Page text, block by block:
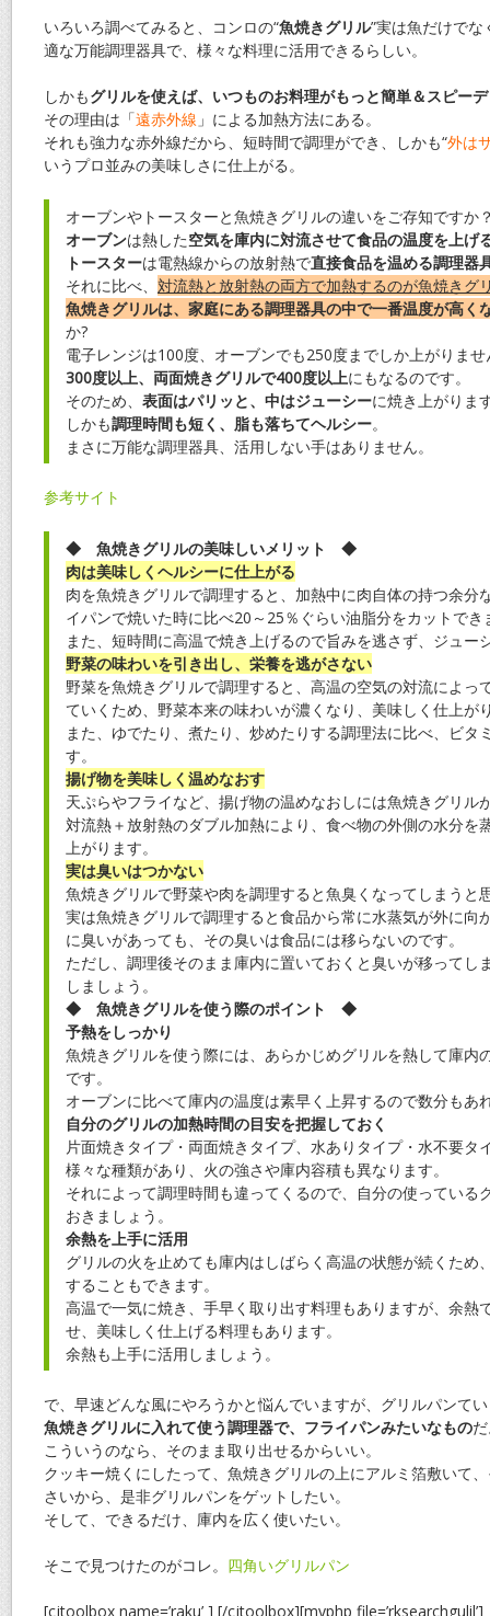
いろいろ調べてみると、コンロの“魚焼きグリル”実は魚だけで
適な万能調理器具で、様々な料理に活用できるらしい。
しかもグリルを使えば、いつものお料理がもっと簡単＆スピー
その理由は「遠赤外線 」による加熱方法にある。
それも強力な赤外線だから、短時間で調理ができ、しかも“外は
いうプロ並みの美味しさに仕上がる。
オーブンやトースターと魚焼きグリルの違いをご存知ですか
オーブンは熱した空気を庫内に対流させて食品の温度を上げ
トースターは電熱線からの放射熱で直接食品を温める調理器
それに比べ、 対流熱と放射熱の両方で加熱するのが魚焼きグ
魚焼きグリルは、家庭にある調理器具の中で一番温度が高く
か?
電子レンジは100度、オーブンでも250度までしか上がりませ
300度以上、両面焼きグリルで400度以上にもなるのです。
そのため、 表面はパリッと、中はジューシーに焼き上がりま
しかも調理時間も短く、脂も落ちてヘルシー。
まさに万能な調理器具、活用しない手はありません。
参考サイト
◆ 魚焼きグリルの美味しいメリット ◆
肉は美味しくヘルシーに仕上がる
肉を魚焼きグリルで調理すると、加熱中に肉自体の持つ余分
イパンで焼いた時に比べ20～25％ぐらい油脂分をカットでき
また、短時間に高温で焼き上げるので旨みを逃さず、ジュー
野菜の味わいを引き出し、栄養を逃がさない
野菜を魚焼きグリルで調理すると、高温の空気の対流によっ
ていくため、野菜本来の味わいが濃くなり、美味しく仕上が
また、ゆでたり、煮たり、炒めたりする調理法に比べ、ビタ
す。
揚げ物を美味しく温めなおす
天ぷらやフライなど、揚げ物の温めなおしには魚焼きグリル
対流熱＋放射熱のダブル加熱により、食べ物の外側の水分を
上がります。
実は臭いはつかない
魚焼きグリルで野菜や肉を調理すると魚臭くなってしまうと
実は魚焼きグリルで調理すると食品から常に水蒸気が外に向
に臭いがあっても、その臭いは食品には移らないのです。
ただし、調理後そのまま庫内に置いておくと臭いが移ってし
しましょう。
◆ 魚焼きグリルを使う際のポイント ◆
予熱をしっかり
魚焼きグリルを使う際には、あらかじめグリルを熱して庫内
です。
オーブンに比べて庫内の温度は素早く上昇するので数分もあ
自分のグリルの加熱時間の目安を把握しておく
片面焼きタイプ・両面焼きタイプ、水ありタイプ・水不要タ
様々な種類があり、火の強さや庫内容積も異なります。
それによって調理時間も違ってくるので、自分の使っている
おきましょう。
余熱を上手に活用
グリルの火を止めても庫内はしばらく高温の状態が続くため
することもできます。
高温で一気に焼き、手早く取り出す料理もありますが、余熱
せ、美味しく仕上げる料理もあります。
余熱も上手に活用しましょう。
で、早速どんな風にやろうかと悩んでいますが、グリルパンて
魚焼きグリルに入れて使う調理器で、フライパンみたいなもの
こういうのなら、そのまま取り出せるからいい。
クッキー焼くにしたって、魚焼きグリルの上にアルミ箔敷いて
さいから、是非グリルパンをゲットしたい。
そして、できるだけ、庫内を広く使いたい。
そこで見つけたのがコレ。 四角いグリルパン
[cjtoolbox name=’raku’ ] [/cjtoolbox][myphp file=’rksearchgulil’]